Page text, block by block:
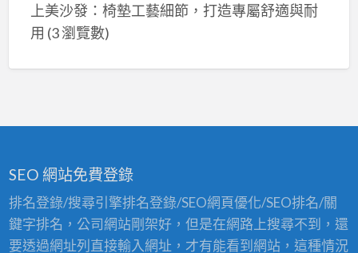
上美沙發：椅墊工藝細節，打造專屬舒適與耐
用 (3 瀏覽數)
SEO 網站免費登錄
排名登錄/搜尋引擎排名登錄/SEO網頁優化/SEO排名/關
鍵字排名，公司網站剛架好，但是在網路上搜尋不到，還
要透過網址列直接輸入網址，才有能看到網站，這種情況